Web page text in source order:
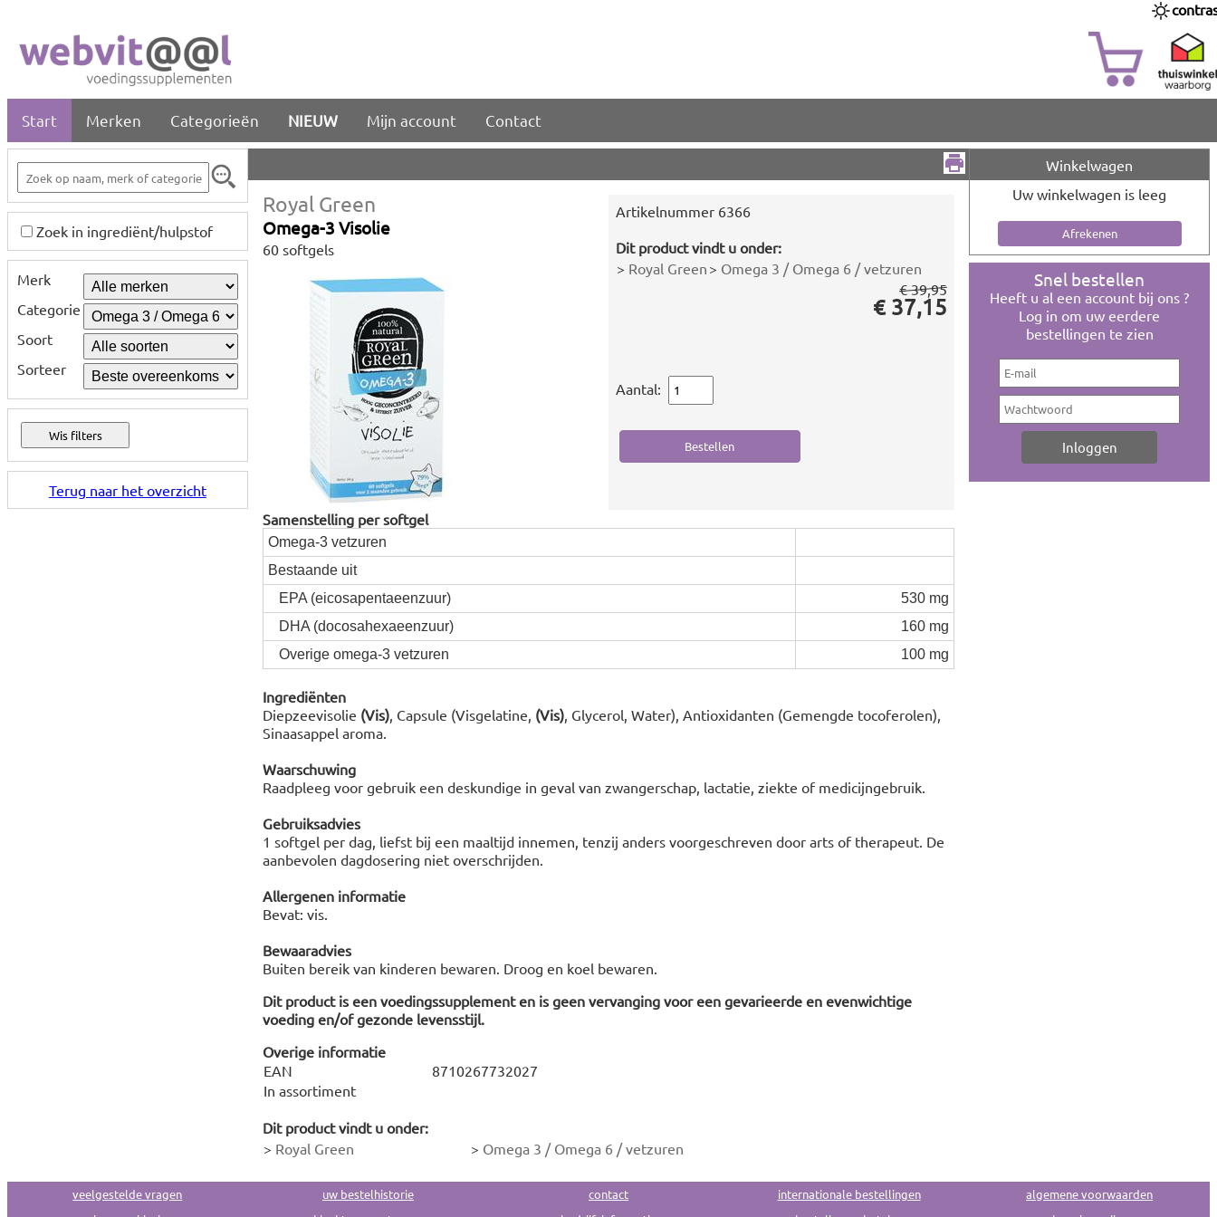
Start Merken Categorieën NIEUW Mijn account Contact
Zoek in ingrediënt/hulpstof
Merk
Categorie
Soort
Sorteer
Terug naar het overzicht
Royal Green
Omega-3 Visolie
60 softgels
Artikelnummer 6366
Dit product vindt u onder:
> Royal Green > Omega 3 / Omega 6 / vetzuren
€ 39,95
€ 37,15
Aantal:
Samenstelling per softgel
Omega-3 vetzuren
Bestaande uit
EPA (eicosapentaeenzuur)
530 mg
DHA (docosahexaeenzuur)
160 mg
Overige omega-3 vetzuren
100 mg
Ingrediënten
Diepzeevisolie (Vis), Capsule (Visgelatine, (Vis), Glycerol, Water), Antioxidanten (Gemengde tocoferolen),
Sinaasappel aroma.
Waarschuwing
Raadpleeg voor gebruik een deskundige in geval van zwangerschap, lactatie, ziekte of medicijngebruik.
Gebruiksadvies
1 softgel per dag, liefst bij een maaltijd innemen, tenzij anders voorgeschreven door arts of therapeut. De
aanbevolen dagdosering niet overschrijden.
Allergenen informatie
Bevat: vis.
Bewaaradvies
Buiten bereik van kinderen bewaren. Droog en koel bewaren.
Dit product is een voedingssupplement en is geen vervanging voor een gevarieerde en evenwichtige
voeding en/of gezonde levensstijl.
Overige informatie
EAN
8710267732027
In assortiment
Dit product vindt u onder:
> Royal Green > Omega 3 / Omega 6 / vetzuren
Winkelwagen
Uw winkelwagen is leeg
Snel bestellen
Heeft u al een account bij ons ?
Log in om uw eerdere
bestellingen te zien
veelgestelde vragen uw bestelhistorie contact internationale bestellingen
algemene voorwaarden